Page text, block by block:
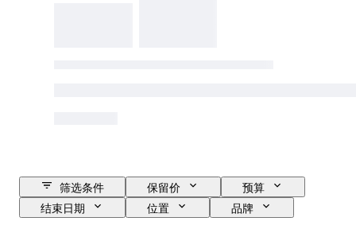
筛选条件 保留价
预算
结束日期
位置
品牌